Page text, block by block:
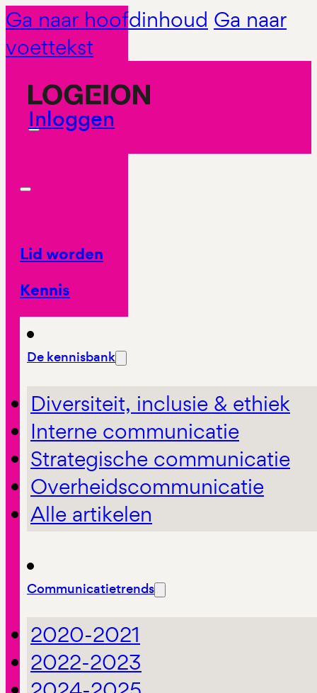
Ga naar hoofdinhoud Ga naar
voettekst
Inloggen
Lid worden
Kennis
De kennisbank
Diversiteit, inclusie & ethiek
Interne communicatie
Strategische communicatie
Overheidscommunicatie
Alle artikelen
Communicatietrends
2020-2021
2022-2023